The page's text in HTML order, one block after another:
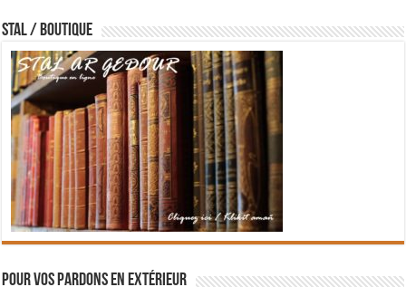
STAL / BOUTIQUE
Pour vos pardons en extérieur